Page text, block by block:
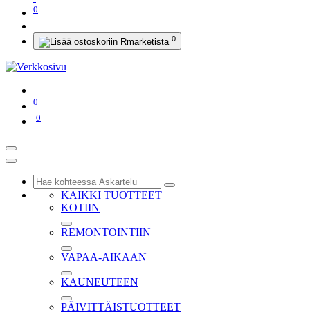
0
0
0
0
KAIKKI TUOTTEET
KOTIIN
REMONTOINTIIN
VAPAA-AIKAAN
KAUNEUTEEN
PÄIVITTÄISTUOTTEET